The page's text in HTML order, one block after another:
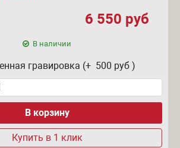
6 550 руб
В наличии
гравировка (+ 500 руб )
Купить в 1 клик